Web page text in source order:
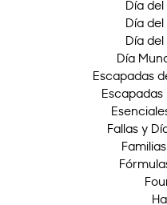
Día
Día
Día
Día
Escapadas
Fallas y